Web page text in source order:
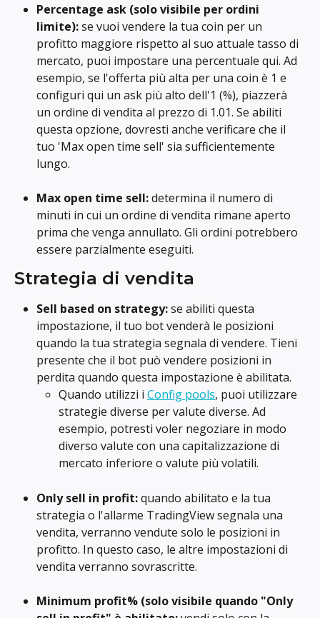
Percentage ask (solo visibile per ordini
limite): se vuoi vendere la tua coin per un
profitto maggiore rispetto al suo attuale tasso di
mercato, puoi impostare una percentuale qui. Ad
esempio, se l'offerta più alta per una coin è 1 e
configuri qui un ask più alto dell'1 (%), piazzerà
un ordine di vendita al prezzo di 1.01. Se abiliti
questa opzione, dovresti anche verificare che il
tuo 'Max open time sell' sia sufficientemente
lungo.
Max open time sell: determina il numero di
minuti in cui un ordine di vendita rimane aperto
prima che venga annullato. Gli ordini potrebbero
essere parzialmente eseguiti.
Strategia di vendita
Sell based on strategy: se abiliti questa
impostazione, il tuo bot venderà le posizioni
quando la tua strategia segnala di vendere. Tieni
presente che il bot può vendere posizioni in
perdita quando questa impostazione è abilitata.
Quando utilizzi i Config pools, puoi utilizzare
strategie diverse per valute diverse. Ad
esempio, potresti voler negoziare in modo
diverso valute con una capitalizzazione di
mercato inferiore o valute più volatili.
Only sell in profit: quando abilitato e la tua
strategia o l'allarme TradingView segnala una
vendita, verranno vendute solo le posizioni in
profitto. In questo caso, le altre impostazioni di
vendita verranno sovrascritte.
Minimum profit% (solo visibile quando "Only